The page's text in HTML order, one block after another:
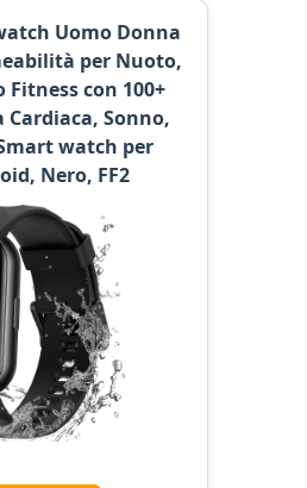
Uomo Donna
per Nuoto,
Fitness con 100+
Cardiaca, Sonno,
watch per
Nero, FF2